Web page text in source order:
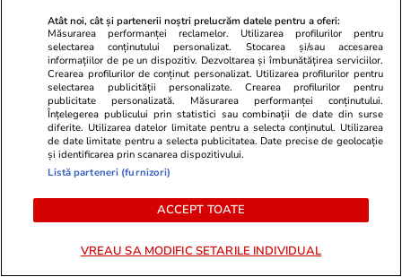
Știri România 13:01
Nivelurile Dunării au crescut cu
2 cm după detonarea stâncii
Pârjoaia, Apele Române
Atât noi, cât și partenerii noștri prelucrăm datele pentru a oferi:
Măsurarea performanței reclamelor. Utilizarea profilurilor pentru
selectarea conținutului personalizat. Stocarea și/sau accesarea
informațiilor de pe un dispozitiv. Dezvoltarea și îmbunătățirea serviciilor.
Crearea profilurilor de conținut personalizat. Utilizarea profilurilor pentru
selectarea publicității personalizate. Crearea profilurilor pentru
publicitate personalizată. Măsurarea performanței conținutului.
Înțelegerea publicului prin statistici sau combinații de date din surse
diferite. Utilizarea datelor limitate pentru a selecta conținutul. Utilizarea
de date limitate pentru a selecta publicitatea. Date precise de geolocație
și identificarea prin scanarea dispozitivului.
Listă parteneri (furnizori)
ACCEPT TOATE
VREAU SA MODIFIC SETARILE INDIVIDUAL